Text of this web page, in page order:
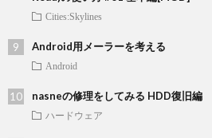
Cities:Skylines
Android用メーラーを考える
Android
nasneの修理をしてみる HDD復旧編
ハードウェア